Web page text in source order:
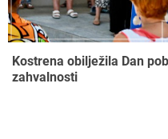
Kostrena obilježila Dan
zahvalnosti